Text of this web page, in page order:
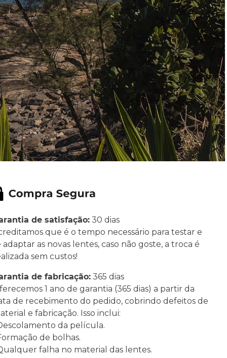
de satisfação:30 dias
que é o tempo necessário para testar e
adaptar as novas lentes, caso não goste, a troca é
sem custos!
de fabricação:365 dias
1 ano de garantia (365 dias) a partir da
de recebimento do pedido, cobrindo defeitos de
e fabricação. Isso inclui:
da película.
de bolhas.
falha no material das lentes.